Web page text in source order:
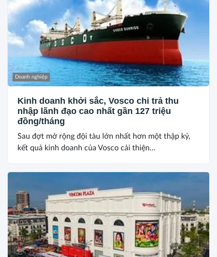
Doanh nghiệp
Kinh doanh khởi sắc, Vosco chi trả thu
nhập lãnh đạo cao nhất gần 127 triệu
đồng/tháng
Sau đợt mở rộng đội tàu lớn nhất hơn một thập kỷ,
kết quả kinh doanh của Vosco cải thiện...